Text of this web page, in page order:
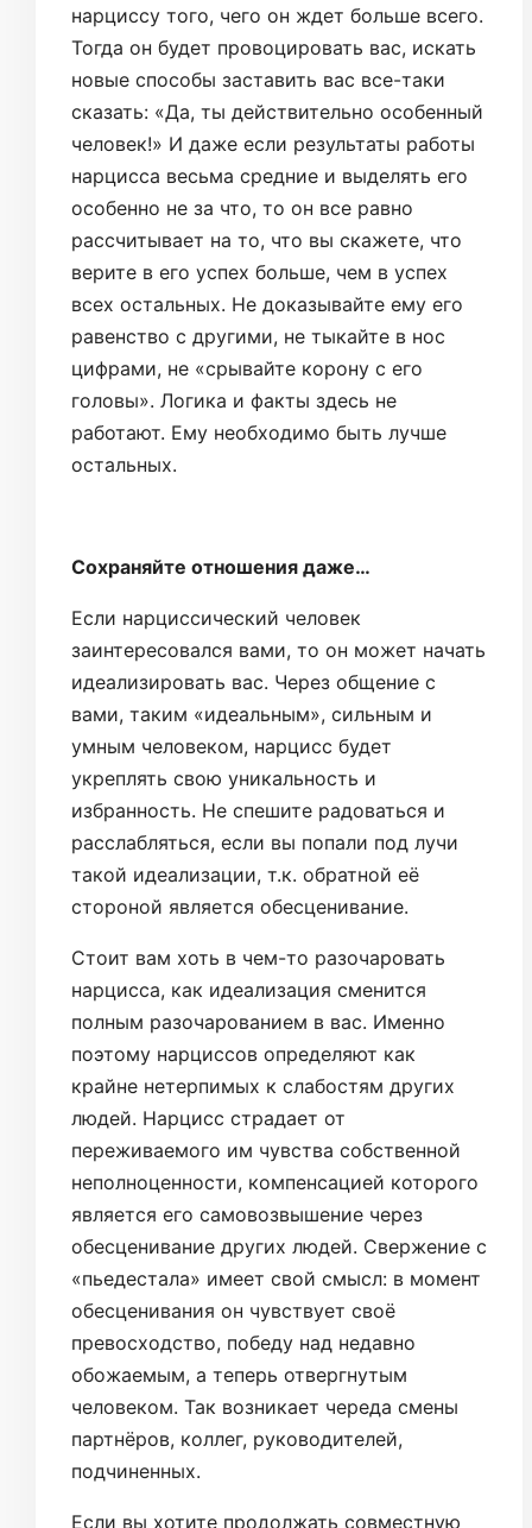
нарциссу того, чего он ждет больше всего.
Тогда он будет провоцировать вас, искать
новые способы заставить вас все-таки
сказать: «Да, ты действительно особенный
человек!» И даже если результаты работы
нарцисса весьма средние и выделять его
особенно не за что, то он все равно
рассчитывает на то, что вы скажете, что
верите в его успех больше, чем в успех
всех остальных. Не доказывайте ему его
равенство с другими, не тыкайте в нос
цифрами, не «срывайте корону с его
головы». Логика и факты здесь не
работают. Ему необходимо быть лучше
остальных.
Сохраняйте отношения даже…
Если нарциссический человек
заинтересовался вами, то он может начать
идеализировать вас. Через общение с
вами, таким «идеальным», сильным и
умным человеком, нарцисс будет
укреплять свою уникальность и
избранность. Не спешите радоваться и
расслабляться, если вы попали под лучи
такой идеализации, т.к. обратной её
стороной является обесценивание.
Стоит вам хоть в чем-то разочаровать
нарцисса, как идеализация сменится
полным разочарованием в вас. Именно
поэтому нарциссов определяют как
крайне нетерпимых к слабостям других
людей. Нарцисс страдает от
переживаемого им чувства собственной
неполноценности, компенсацией которого
является его самовозвышение через
обесценивание других людей. Свержение с
«пьедестала» имеет свой смысл: в момент
обесценивания он чувствует своё
превосходство, победу над недавно
обожаемым, а теперь отвергнутым
человеком. Так возникает череда смены
партнёров, коллег, руководителей,
подчиненных.
Если вы хотите продолжать совместную